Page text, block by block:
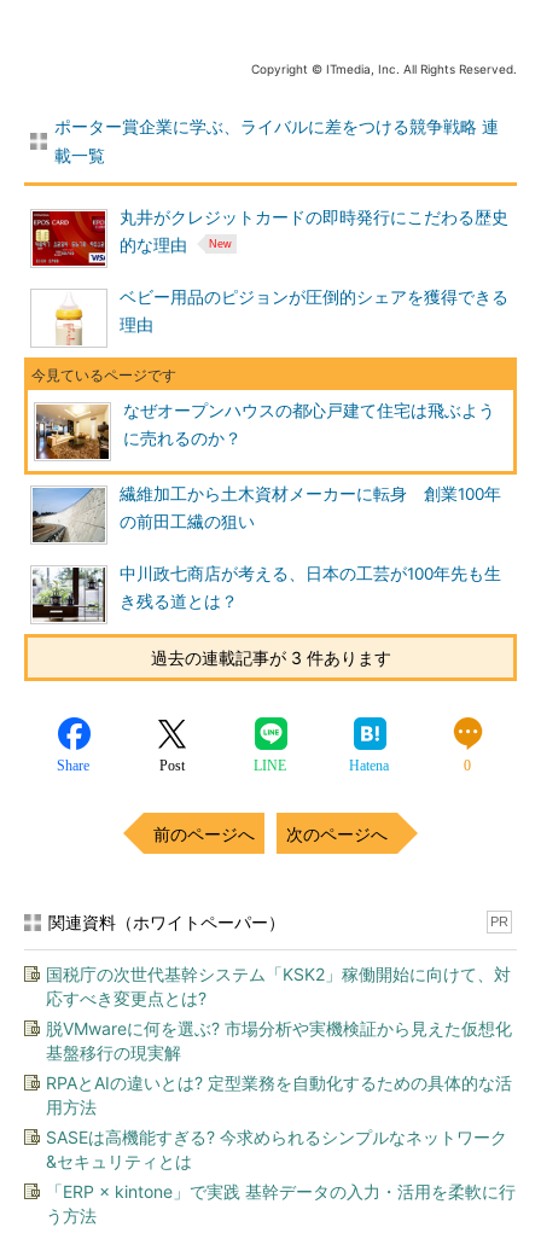
Copyright © ITmedia, Inc. All Rights Reserved.
ポーター賞企業に学ぶ、ライバルに差をつける競争戦略 連
載一覧
丸井がクレジットカードの即時発行にこだわる歴史
的な理由
ベビー用品のピジョンが圧倒的シェアを獲得できる
理由
なぜオープンハウスの都心戸建て住宅は飛ぶよう
に売れるのか？
繊維加工から土木資材メーカーに転身 創業100年
の前田工繊の狙い
中川政七商店が考える、日本の工芸が100年先も生
き残る道とは？
過去の連載記事が 3 件あります
Share Post LINE Hatena 0
前のページへ 次のページへ
関連資料（ホワイトペーパー） PR
国税庁の次世代基幹システム「KSK2」稼働開始に向けて、対
応すべき変更点とは?
脱VMwareに何を選ぶ? 市場分析や実機検証から見えた仮想化
基盤移行の現実解
RPAとAIの違いとは? 定型業務を自動化するための具体的な活
用方法
SASEは高機能すぎる? 今求められるシンプルなネットワーク
&セキュリティとは
「ERP × kintone」で実践 基幹データの入力・活用を柔軟に行
う方法